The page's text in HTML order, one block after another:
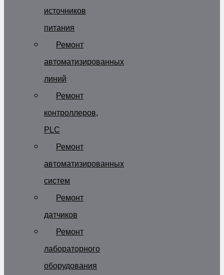
источников
питания
Ремонт
автоматизированных
линий
Ремонт
контроллеров,
PLC
Ремонт
автоматизированных
систем
Ремонт
датчиков
Ремонт
лабораторного
оборудования